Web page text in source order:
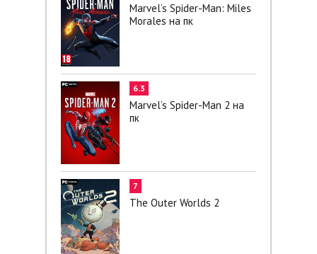
Marvel’s Spider-Man: Miles
Morales на пк
6.3
Marvel’s Spider-Man 2 на
пк
7
The Outer Worlds 2